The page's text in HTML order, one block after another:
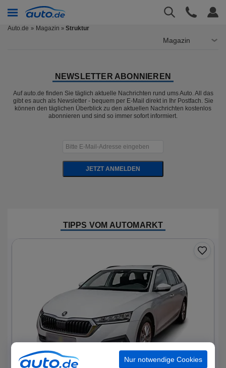
Auto.de Magazin » Struktur
Magazin
NEWSLETTER ABONNIEREN
Auf auto.de finden Sie täglich aktuelle Nachrichten rund ums Auto. All das
gibt es auch als Newsletter - bequem per E-Mail direkt in Ihr Postfach. Sie
können den täglichen Überblick zu den aktuellen Nachrichten kostenlos
abonnieren und sind so immer sofort informiert.
JETZT ANMELDEN
TIPPS VOM AUTOMARKT
Nur notwendige Cookies